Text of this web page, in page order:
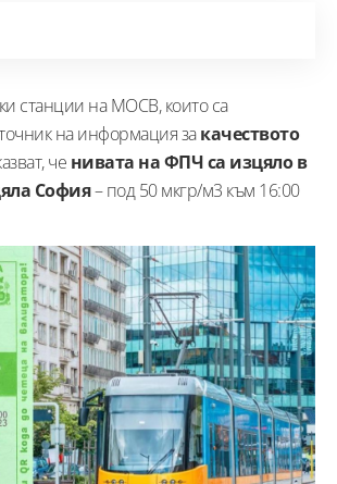
станции на МОСВ, които са
на информация закачеството
че нивата на ФПЧ са изцяло в
София– под 50 мкгр/м3 към 16:00